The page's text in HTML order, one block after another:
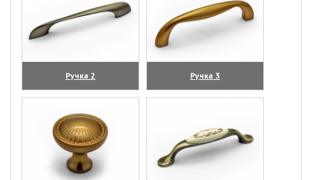
Ручка 2
(увеличить)
Ручка 3
(увеличить)